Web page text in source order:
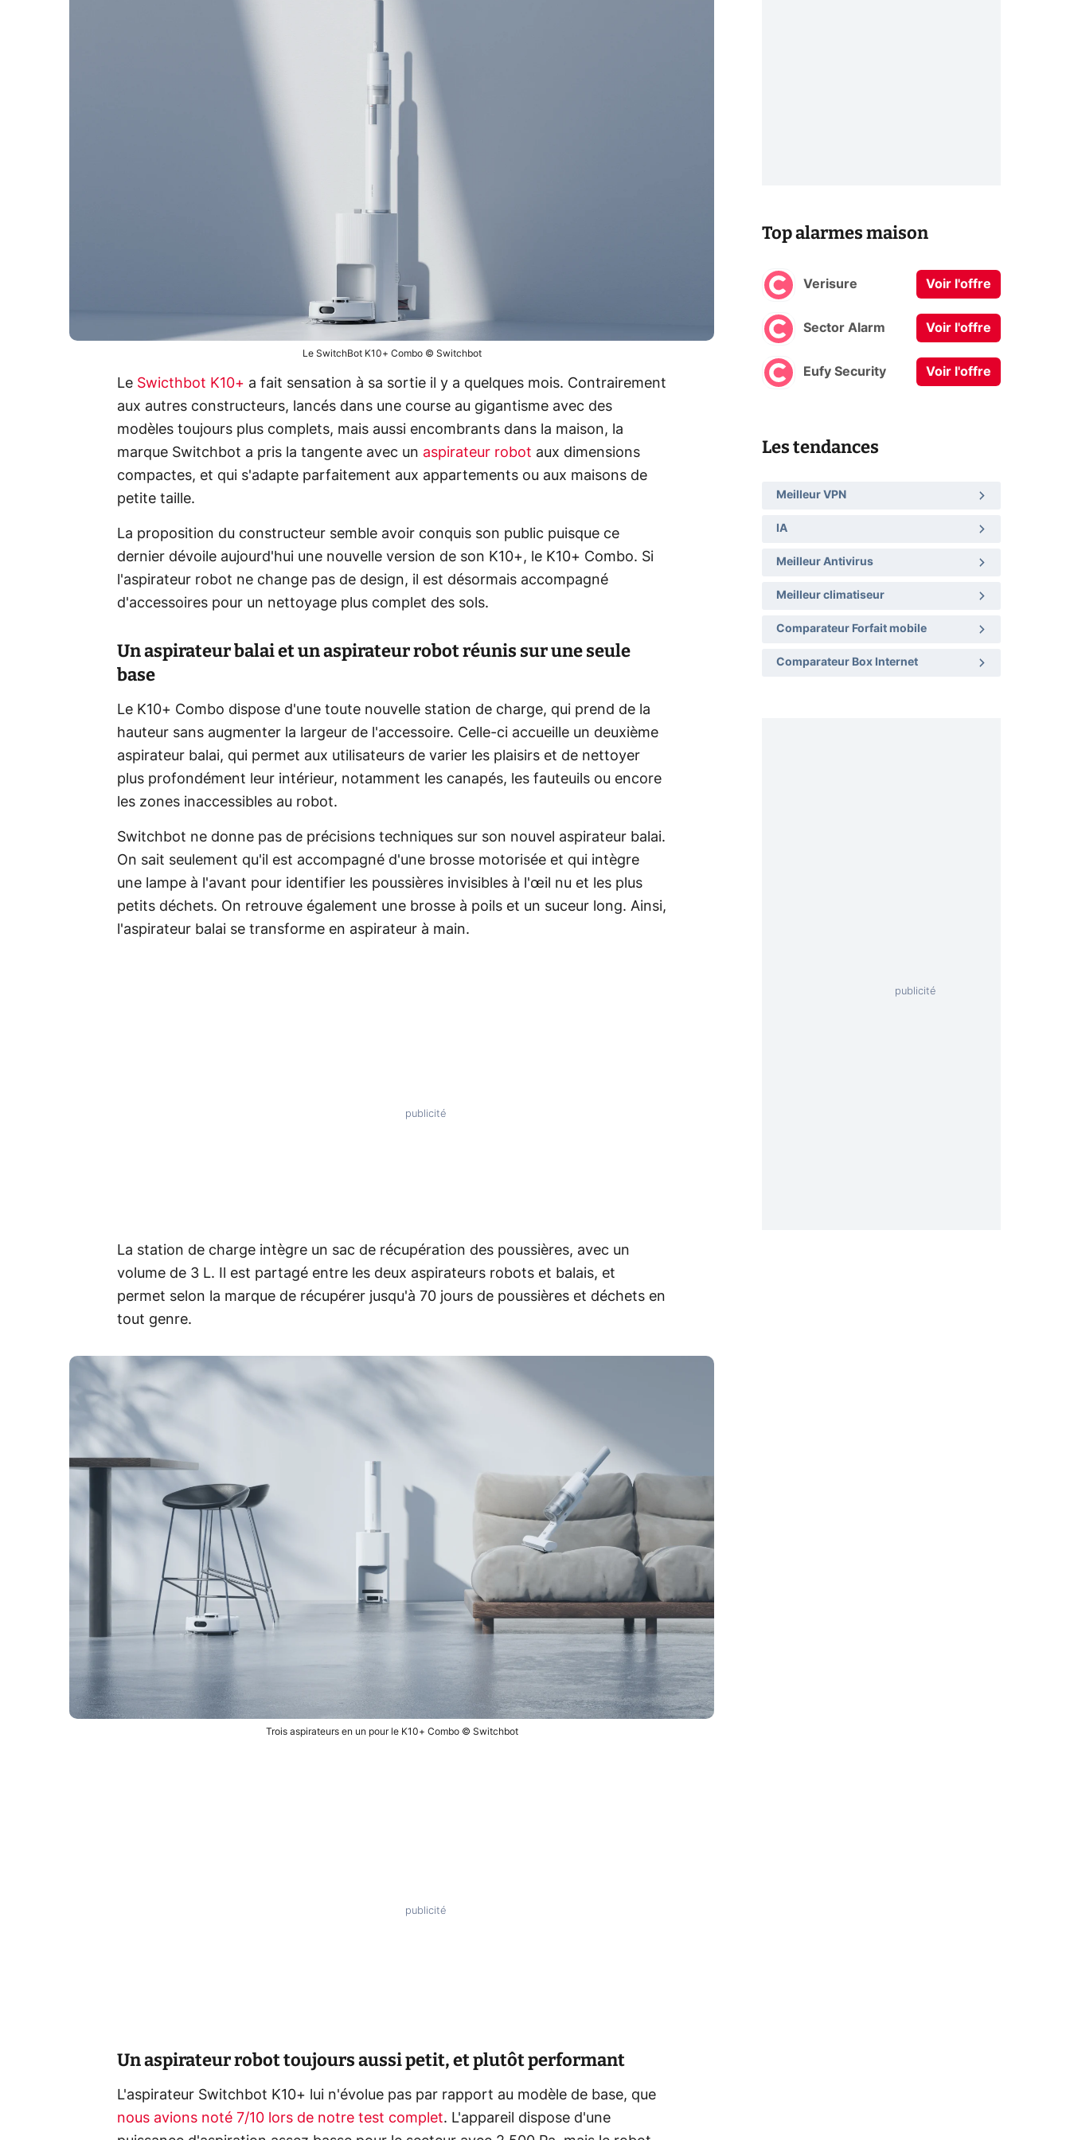
Le SwitchBot K10+ Combo © Switchbot
Le Swicthbot K10+ a fait sensation à sa sortie il y a quelques mois. Contrairement
aux autres constructeurs, lancés dans une course au gigantisme avec des
modèles toujours plus complets, mais aussi encombrants dans la maison, la
marque Switchbot a pris la tangente avec un aspirateur robot aux dimensions
compactes, et qui s'adapte parfaitement aux appartements ou aux maisons de
petite taille.
La proposition du constructeur semble avoir conquis son public puisque ce
dernier dévoile aujourd'hui une nouvelle version de son K10+, le K10+ Combo. Si
l'aspirateur robot ne change pas de design, il est désormais accompagné
d'accessoires pour un nettoyage plus complet des sols.
Un aspirateur balai et un aspirateur robot réunis sur une seule
base
Le K10+ Combo dispose d'une toute nouvelle station de charge, qui prend de la
hauteur sans augmenter la largeur de l'accessoire. Celle-ci accueille un deuxième
aspirateur balai, qui permet aux utilisateurs de varier les plaisirs et de nettoyer
plus profondément leur intérieur, notamment les canapés, les fauteuils ou encore
les zones inaccessibles au robot.
Switchbot ne donne pas de précisions techniques sur son nouvel aspirateur balai.
On sait seulement qu'il est accompagné d'une brosse motorisée et qui intègre
une lampe à l'avant pour identifier les poussières invisibles à l'œil nu et les plus
petits déchets. On retrouve également une brosse à poils et un suceur long. Ainsi,
l'aspirateur balai se transforme en aspirateur à main.
La station de charge intègre un sac de récupération des poussières, avec un
volume de 3 L. Il est partagé entre les deux aspirateurs robots et balais, et
permet selon la marque de récupérer jusqu'à 70 jours de poussières et déchets en
tout genre.
Trois aspirateurs en un pour le K10+ Combo © Switchbot
Un aspirateur robot toujours aussi petit, et plutôt performant
L'aspirateur Switchbot K10+ lui n'évolue pas par rapport au modèle de base, que
nous avions noté 7/10 lors de notre test complet. L'appareil dispose d'une
Top alarmes maison
Verisure Voir l'offre
Sector Alarm Voir l'offre
Eufy Security Voir l'offre
Les tendances
Meilleur VPN
IA
Meilleur Antivirus
Meilleur climatiseur
Comparateur Forfait mobile
Comparateur Box Internet